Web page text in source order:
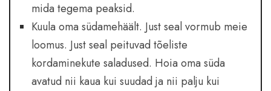
mida tegema peaksid.
Kuula oma südamehäält. Just seal vormub meie
loomus. Just seal peituvad tõeliste
kordaminekute saladused. Hoia oma süda
avatud nii kaua kui suudad ja nii palju kui